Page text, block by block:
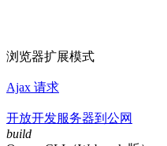
浏览器扩展模式
Ajax 请求
开放开发服务器到公网
build